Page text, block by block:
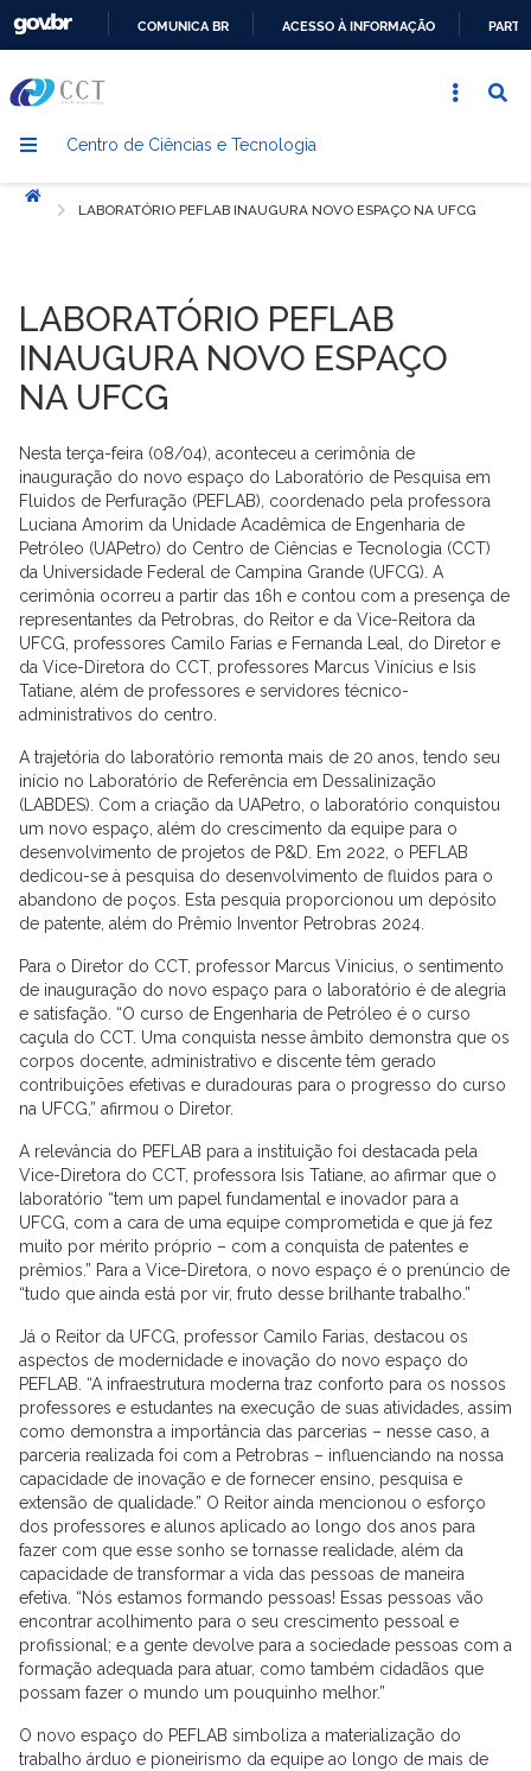
CONTEÚDO
COMUNICA BR ACESSO À INFORMAÇÃO
Centro de Ciências e Tecnologia
Início
LABORATÓRIO PEFLAB INAUGURA NOVO ESPAÇO NA UFCG
LABORATÓRIO PEFLAB
INAUGURA NOVO ESPAÇO
NA UFCG
Nesta terça-feira (08/04), aconteceu a cerimônia de
inauguração do novo espaço do Laboratório de Pesquisa em
Fluidos de Perfuração (PEFLAB), coordenado pela professora
Luciana Amorim da Unidade Acadêmica de Engenharia de
Petróleo (UAPetro) do Centro de Ciências e Tecnologia (CCT)
da Universidade Federal de Campina Grande (UFCG). A
cerimônia ocorreu a partir das 16h e contou com a presença de
representantes da Petrobras, do Reitor e da Vice-Reitora da
UFCG, professores Camilo Farias e Fernanda Leal, do Diretor e
da Vice-Diretora do CCT, professores Marcus Vinícius e Isis
Tatiane, além de professores e servidores técnico-
administrativos do centro.
A trajetória do laboratório remonta mais de 20 anos, tendo seu
início no Laboratório de Referência em Dessalinização
(LABDES). Com a criação da UAPetro, o laboratório conquistou
um novo espaço, além do crescimento da equipe para o
desenvolvimento de projetos de P&D. Em 2022, o PEFLAB
dedicou-se à pesquisa do desenvolvimento de fluidos para o
abandono de poços. Esta pesquia proporcionou um depósito
de patente, além do Prêmio Inventor Petrobras 2024.
Para o Diretor do CCT, professor Marcus Vinicius, o sentimento
de inauguração do novo espaço para o laboratório é de alegria
e satisfação. “O curso de Engenharia de Petróleo é o curso
caçula do CCT. Uma conquista nesse âmbito demonstra que os
corpos docente, administrativo e discente têm gerado
contribuições efetivas e duradouras para o progresso do curso
na UFCG,” afirmou o Diretor.
A relevância do PEFLAB para a instituição foi destacada pela
Vice-Diretora do CCT, professora Isis Tatiane, ao afirmar que o
laboratório “tem um papel fundamental e inovador para a
UFCG, com a cara de uma equipe comprometida e que já fez
muito por mérito próprio – com a conquista de patentes e
prêmios.” Para a Vice-Diretora, o novo espaço é o prenúncio de
“tudo que ainda está por vir, fruto desse brilhante trabalho.”
Já o Reitor da UFCG, professor Camilo Farias, destacou os
aspectos de modernidade e inovação do novo espaço do
PEFLAB. “A infraestrutura moderna traz conforto para os nossos
professores e estudantes na execução de suas atividades, assim
como demonstra a importância das parcerias – nesse caso, a
parceria realizada foi com a Petrobras – influenciando na nossa
capacidade de inovação e de fornecer ensino, pesquisa e
extensão de qualidade.” O Reitor ainda mencionou o esforço
dos professores e alunos aplicado ao longo dos anos para
fazer com que esse sonho se tornasse realidade, além da
capacidade de transformar a vida das pessoas de maneira
efetiva. “Nós estamos formando pessoas! Essas pessoas vão
encontrar acolhimento para o seu crescimento pessoal e
profissional; e a gente devolve para a sociedade pessoas com a
formação adequada para atuar, como também cidadãos que
possam fazer o mundo um pouquinho melhor.”
O novo espaço do PEFLAB simboliza a materialização do
trabalho árduo e pioneirismo da equipe ao longo de mais de